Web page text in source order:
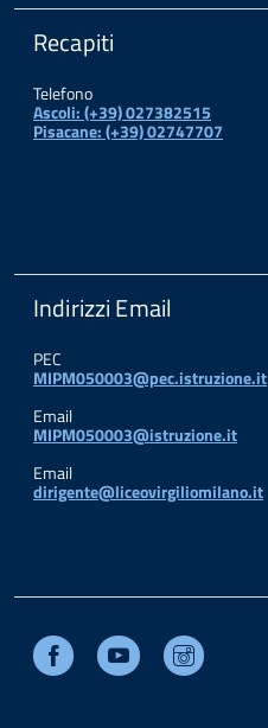
Recapiti
Telefono
Ascoli: (+39) 027382515
Pisacane: (+39) 02747707
Indirizzi Email
PEC
MIPM050003@pec.istruzione.it
Email
MIPM050003@istruzione.it
Email
dirigente@liceovirgiliomilano.it
Facebook Youtube